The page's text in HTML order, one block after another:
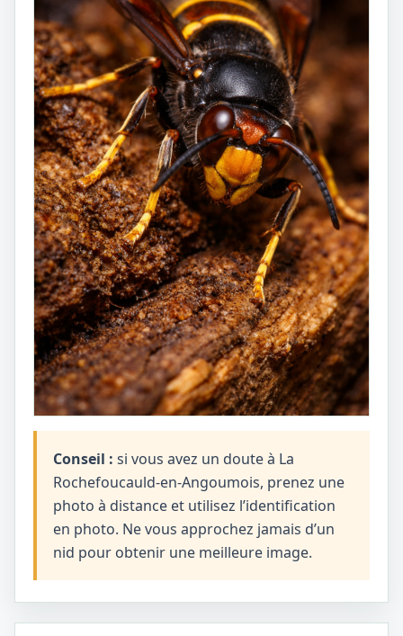
Conseil : si vous avez un doute à La
Rochefoucauld-en-Angoumois, prenez une
photo à distance et utilisez l’identification
en photo. Ne vous approchez jamais d’un
nid pour obtenir une meilleure image.